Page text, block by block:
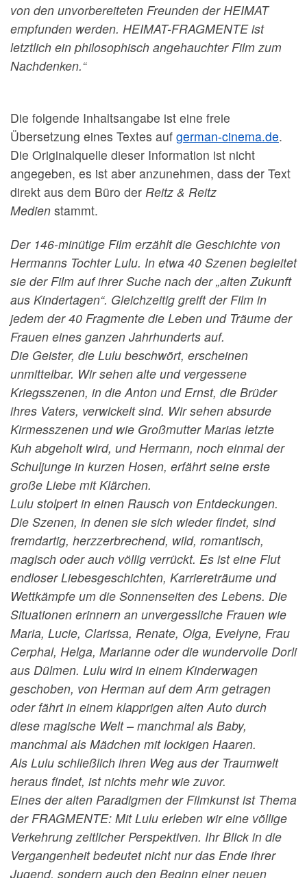
von den unvorbereiteten Freunden der HEIMAT
empfunden werden. HEIMAT-FRAGMENTE ist
letztlich ein philosophisch angehauchter Film zum
Nachdenken.“
Die folgende Inhaltsangabe ist eine freie
Übersetzung eines Textes auf german-cinema.de.
Die Originalquelle dieser Information ist nicht
angegeben, es ist aber anzunehmen, dass der Text
direkt aus dem Büro der Reitz & Reitz
Medien stammt.
Der 146-minütige Film erzählt die Geschichte von
Hermanns Tochter Lulu. In etwa 40 Szenen begleitet
sie der Film auf ihrer Suche nach der „alten Zukunft
aus Kindertagen“. Gleichzeitig greift der Film in
jedem der 40 Fragmente die Leben und Träume der
Frauen eines ganzen Jahrhunderts auf.
Die Geister, die Lulu beschwört, erscheinen
unmittelbar. Wir sehen alte und vergessene
Kriegsszenen, in die Anton und Ernst, die Brüder
ihres Vaters, verwickelt sind. Wir sehen absurde
Kirmesszenen und wie Großmutter Marias letzte
Kuh abgeholt wird, und Hermann, noch einmal der
Schuljunge in kurzen Hosen, erfährt seine erste
große Liebe mit Klärchen.
Lulu stolpert in einen Rausch von Entdeckungen.
Die Szenen, in denen sie sich wieder findet, sind
fremdartig, herzzerbrechend, wild, romantisch,
magisch oder auch völlig verrückt. Es ist eine Flut
endloser Liebesgeschichten, Karriereträume und
Wettkämpfe um die Sonnenseiten des Lebens. Die
Situationen erinnern an unvergessliche Frauen wie
Maria, Lucie, Clarissa, Renate, Olga, Evelyne, Frau
Cerphal, Helga, Marianne oder die wundervolle Dorli
aus Dülmen. Lulu wird in einem Kinderwagen
geschoben, von Herman auf dem Arm getragen
oder fährt in einem klapprigen alten Auto durch
diese magische Welt – manchmal als Baby,
manchmal als Mädchen mit lockigen Haaren.
Als Lulu schließlich ihren Weg aus der Traumwelt
heraus findet, ist nichts mehr wie zuvor.
Eines der alten Paradigmen der Filmkunst ist Thema
der FRAGMENTE: Mit Lulu erleben wir eine völlige
Verkehrung zeitlicher Perspektiven. Ihr Blick in die
Vergangenheit bedeutet nicht nur das Ende ihrer
Jugend, sondern auch den Beginn einer neuen